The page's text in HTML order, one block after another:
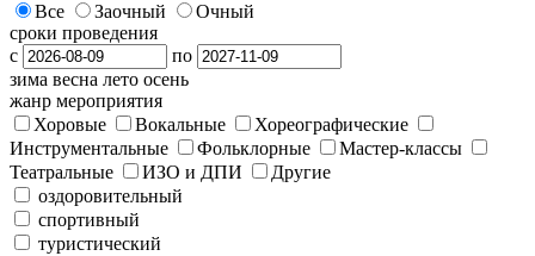
Все Заочный
Очный
сроки проведения
с
по
зима весна лето осень
жанр мероприятия
Хоровые
Вокальные
Хореографические
Инструментальные
Фольклорные
Мастер-классы
Театральные
ИЗО и ДПИ
Другие
оздоровительный
спортивный
туристический